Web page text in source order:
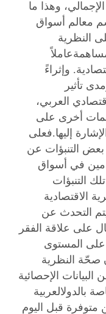
وهذا ما
معالم أسواق
النظرية
وإثراءً
تأثير
العربي،
أخرى على
إليها.فعلى
بعض التنبؤات عن
في أسواق
التنبؤات
الاقتصادية
التحدث عن
على علاقة الفقر
المستوى
صحّة النظرية
الإحصائية
بالدولالعربية
متوفرة قبل اليوم